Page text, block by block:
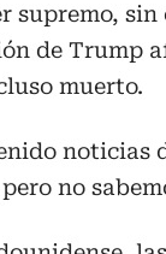
supremo,
de Trump
muerto.
noticias
no